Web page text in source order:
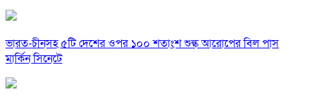
ভারত-চীনসহ ৫টি দেশের ওপর ১০০ শতাংশ শুল্ক আরোপের বিল পাস
মার্কিন সিনেটে